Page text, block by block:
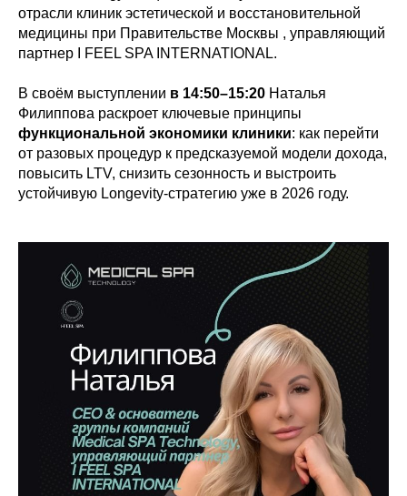
отрасли клиник эстетической и восстановительной
медицины при Правительстве Москвы , управляющий
партнер I FEEL SPA INTERNATIONAL.
В своём выступлении в 14:50–15:20 Наталья
Филиппова раскроет ключевые принципы
функциональной экономики клиники: как перейти
от разовых процедур к предсказуемой модели дохода,
повысить LTV, снизить сезонность и выстроить
устойчивую Longevity-стратегию уже в 2026 году.